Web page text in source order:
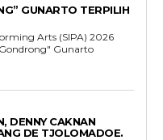
GUNARTO TERPILIH
Arts (SIPA) 2026
Gunarto
DENNY CAKNAN
DE TJOLOMADOE.